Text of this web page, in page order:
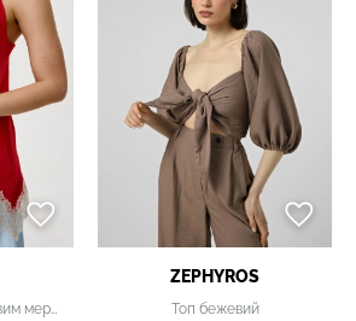
Топ червоний з бежевим мереживом
ZEPHYROS
Топ бежевий